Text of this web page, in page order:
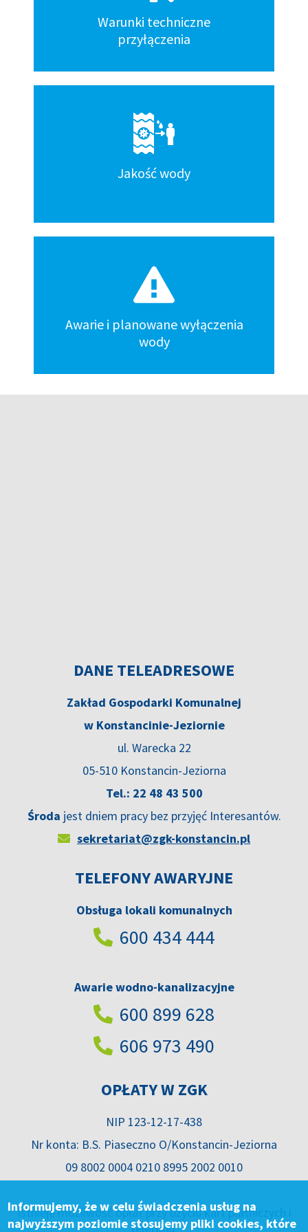
Informujemy, że w celu świadczenia usług na
najwyższym poziomie stosujemy pliki cookies, które
Warunki techniczne
przyłączenia
Jakość wody
Awarie i planowane wyłączenia
wody
DANE TELEADRESOWE
Zakład Gospodarki Komunalnej
w Konstancinie-Jeziornie
ul. Warecka 22
05-510 Konstancin-Jeziorna
Tel.: 22 48 43 500
Środa jest dniem pracy bez przyjęć Interesantów.
sekretariat@zgk-konstancin.pl
TELEFONY AWARYJNE
Obsługa lokali komunalnych
600 434 444
Awarie wodno-kanalizacyjne
600 899 628
606 973 490
OPŁATY W ZGK
NIP 123-12-17-438
Nr konta: B.S. Piaseczno O/Konstancin-Jeziorna
09 8002 0004 0210 8995 2002 0010
Istnieje możliwość opłat przy użyciu kart płatniczych i
telefonu.